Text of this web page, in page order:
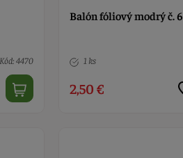
Kód: 4470
Balón fóliový modrý č. 6
1 ks
2,50 €